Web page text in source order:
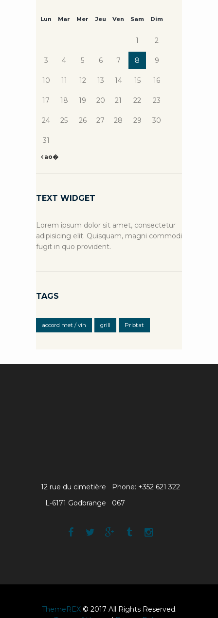
Lun Mar Mer Jeu Ven Sam Dim
1 2
3 4 5 6 7 8 9
10 11 12 13 14 15 16
17 18 19 20 21 22 23
24 25 26 27 28 29 30
31
ao�
TEXT WIDGET
Lorem ipsum dolor sit amet, consectetur
adipisicing elit. Quisquam, magni commodi
fugit in quo provident.
TAGS
accord met / vin grill Priotat
Phone: +352 621 322
067
12 rue du cimetière
L-6171 Godbrange
ThemeREX© 2017 All Rights Reserved.